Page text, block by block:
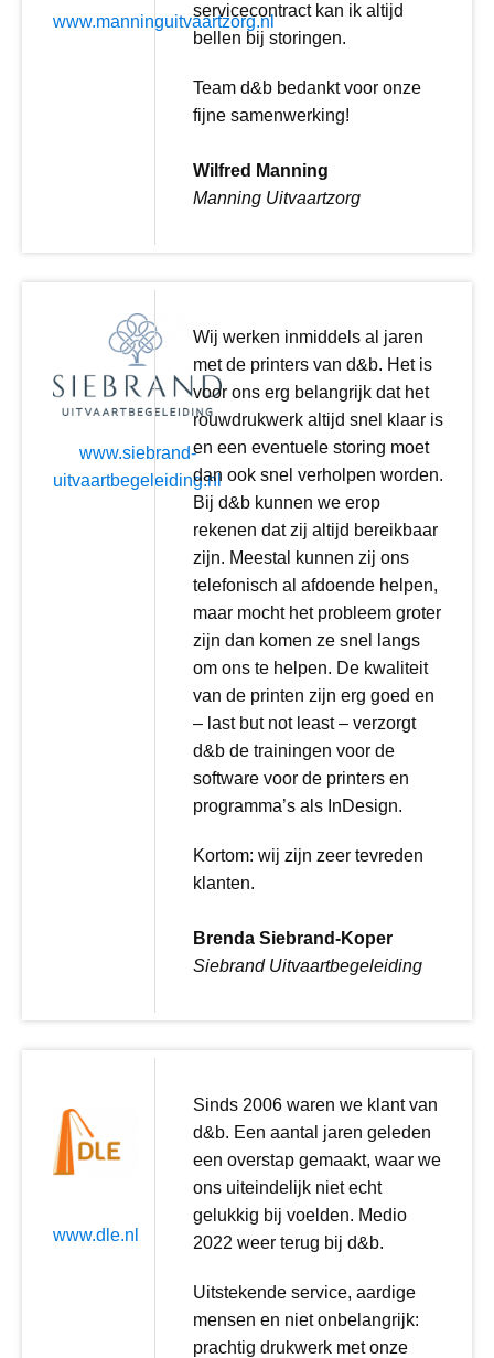
www.manninguitvaartzorg.nl
servicecontract kan ik altijd
bellen bij storingen.
Team d&b bedankt voor onze
fijne samenwerking!
Wilfred Manning
Manning Uitvaartzorg
www.siebrand-
uitvaartbegeleiding.nl
Wij werken inmiddels al jaren
met de printers van d&b. Het is
voor ons erg belangrijk dat het
rouwdrukwerk altijd snel klaar is
en een eventuele storing moet
dan ook snel verholpen worden.
Bij d&b kunnen we erop
rekenen dat zij altijd bereikbaar
zijn. Meestal kunnen zij ons
telefonisch al afdoende helpen,
maar mocht het probleem groter
zijn dan komen ze snel langs
om ons te helpen. De kwaliteit
van de printen zijn erg goed en
– last but not least – verzorgt
d&b de trainingen voor de
software voor de printers en
programma’s als InDesign.
Kortom: wij zijn zeer tevreden
klanten.
Brenda Siebrand-Koper
Siebrand Uitvaartbegeleiding
www.dle.nl
Sinds 2006 waren we klant van
d&b. Een aantal jaren geleden
een overstap gemaakt, waar we
ons uiteindelijk niet echt
gelukkig bij voelden. Medio
2022 weer terug bij d&b.
Uitstekende service, aardige
mensen en niet onbelangrijk:
prachtig drukwerk met onze